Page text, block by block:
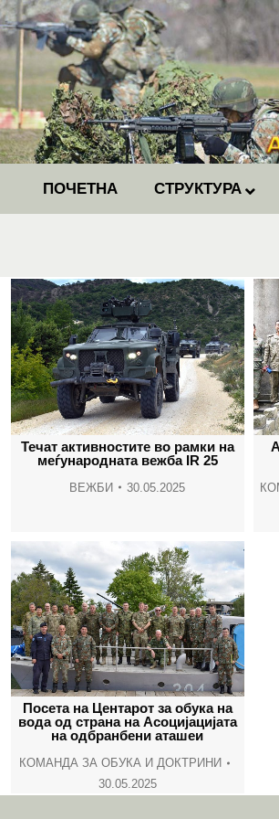
ПОЧЕТНА СТРУКТУРА
Течат активностите во рамки на
меѓународната вежба IR 25
ВЕЖБИ 30.05.2025
Посета на Центарот за обука на
вода од страна на Асоцијацијата
на одбранбени аташеи
КОМАНДА ЗА ОБУКА И ДОКТРИНИ
30.05.2025